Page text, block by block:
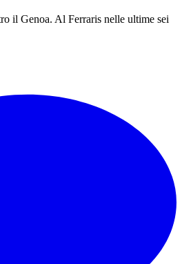
il Genoa. Al Ferraris nelle ultime sei